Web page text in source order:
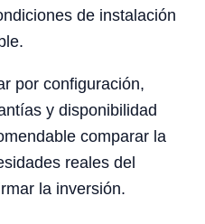
de instalación
por configuración,
y disponibilidad
comparar la
reales del
la inversión.